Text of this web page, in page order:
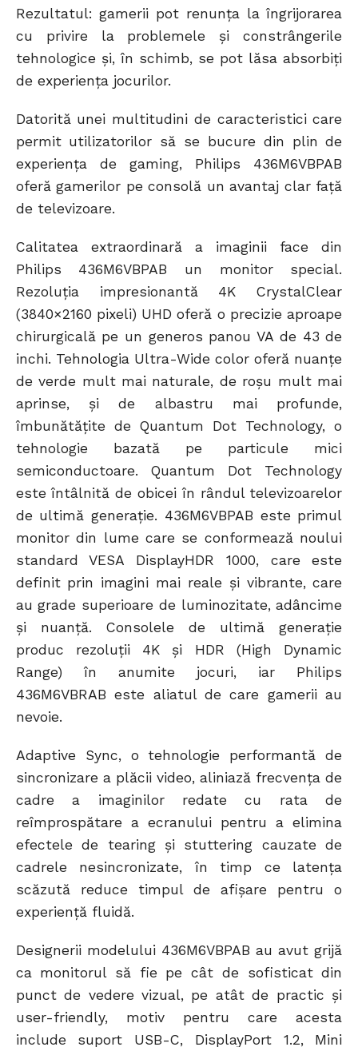
Rezultatul: gamerii pot renunța la îngrijorarea
cu privire la problemele și constrângerile
tehnologice și, în schimb, se pot lăsa absorbiți
de experiența jocurilor.
Datorită unei multitudini de caracteristici care
permit utilizatorilor să se bucure din plin de
experiența de gaming, Philips 436M6VBPAB
oferă gamerilor pe consolă un avantaj clar față
de televizoare.
Calitatea extraordinară a imaginii face din
Philips 436M6VBPAB un monitor special.
Rezoluția impresionantă 4K CrystalClear
(3840×2160 pixeli) UHD oferă o precizie aproape
chirurgicală pe un generos panou VA de 43 de
inchi. Tehnologia Ultra-Wide color oferă nuanțe
de verde mult mai naturale, de roșu mult mai
aprinse, și de albastru mai profunde,
îmbunătățite de Quantum Dot Technology, o
tehnologie bazată pe particule mici
semiconductoare. Quantum Dot Technology
este întâlnită de obicei în rândul televizoarelor
de ultimă generație. 436M6VBPAB este primul
monitor din lume care se conformează noului
standard VESA DisplayHDR 1000, care este
definit prin imagini mai reale și vibrante, care
au grade superioare de luminozitate, adâncime
și nuanță. Consolele de ultimă generație
produc rezoluții 4K și HDR (High Dynamic
Range) în anumite jocuri, iar Philips
436M6VBRAB este aliatul de care gamerii au
nevoie.
Adaptive Sync, o tehnologie performantă de
sincronizare a plăcii video, aliniază frecvența de
cadre a imaginilor redate cu rata de
reîmprospătare a ecranului pentru a elimina
efectele de tearing și stuttering cauzate de
cadrele nesincronizate, în timp ce latența
scăzută reduce timpul de afișare pentru o
experiență fluidă.
Designerii modelului 436M6VBPAB au avut grijă
ca monitorul să fie pe cât de sofisticat din
punct de vedere vizual, pe atât de practic și
user-friendly, motiv pentru care acesta
include suport USB-C, DisplayPort 1.2, Mini